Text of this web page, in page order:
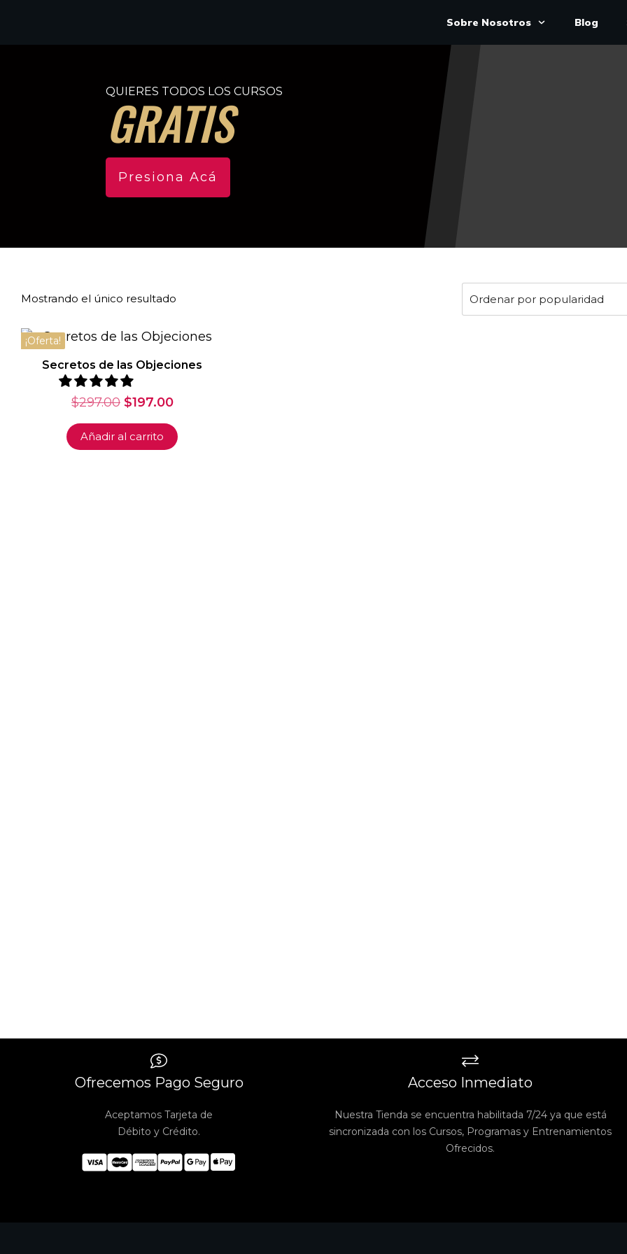
Sobre Nosotros Blog
QUIERES TODOS LOS CURSOS
GRATIS
Presiona Acá
Mostrando el único resultado
¡Oferta!
Secretos de las Objeciones
$297.00 El
original
era:
$197.00El
actual
Añadir al carrito
Ofrecemos Pago Seguro
Aceptamos Tarjeta de
Débito y Crédito.
Acceso Inmediato
Nuestra Tienda se encuentra habilitada 7/24 ya que está
sincronizada con los Cursos, Programas y Entrenamientos
Ofrecidos.